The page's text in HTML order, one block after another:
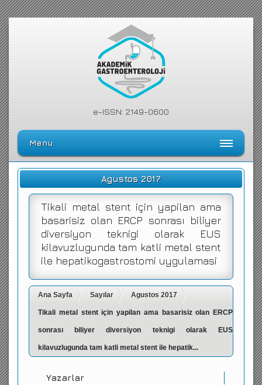
e-ISSN: 2149-0600
Menu
Ana Sayfa
Editörler Kurulu
Dergi Kılavuzu
Arşiv
Arama Yap
İletişim
Agustos 2017
Tikali metal stent için yapilan ama
basarisiz olan ERCP sonrası biliyer
diversiyon teknigi olarak EUS
kilavuzlugunda tam katli metal stent
ile hepatikogastrostomi uygulamasi
Ana Sayfa Sayılar Agustos 2017
Tikali metal stent için yapilan ama basarisiz olan ERCP
sonrası biliyer diversiyon teknigi olarak EUS
kilavuzlugunda tam katli metal stent ile hepatik...
Yazarlar